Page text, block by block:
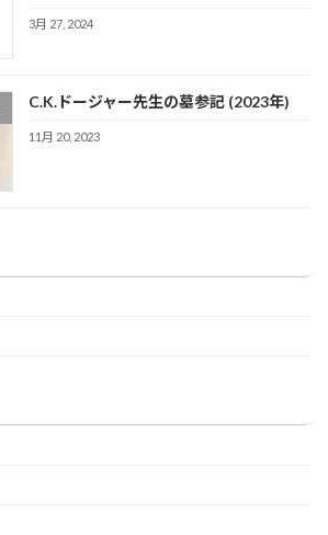
3月 27, 2024
C.K.ドージャー先生の墓参記 (2023年)
11月 20, 2023